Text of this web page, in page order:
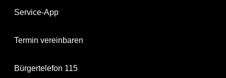
Service-App
Termin vereinbaren
Bürgertelefon 115